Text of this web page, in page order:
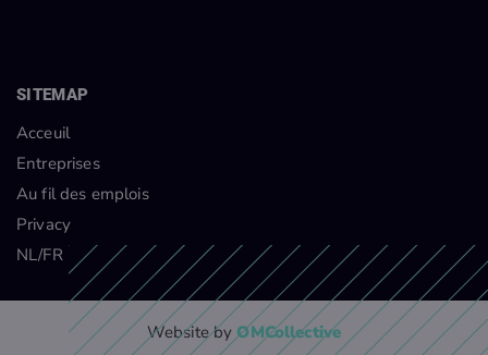
SITEMAP
Acceuil
Entreprises
Au fil des emplois
Privacy
NL/FR
Website byOMCollective